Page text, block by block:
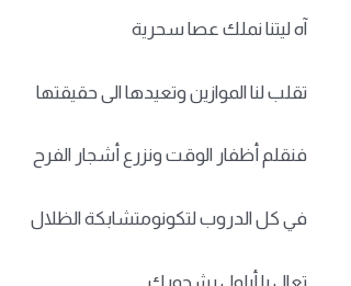
آه ليتنا نملك عصا سحرية
تقلب لنا الموازين وتعيدها الى حقيقتها
فنقلم أظفار الوقت ونزرع أشجار الفرح
في كل الدروب لتكونومتشابكة الظلال